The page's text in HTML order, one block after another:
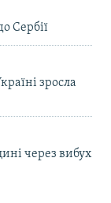
Сербії
зросла
через вибух